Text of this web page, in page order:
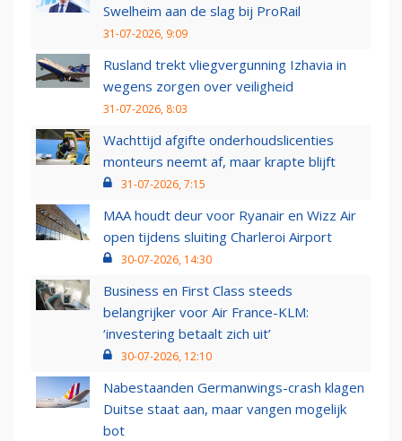
Swelheim aan de slag bij ProRail
31-07-2026, 9:09
Rusland trekt vliegvergunning Izhavia in
wegens zorgen over veiligheid
31-07-2026, 8:03
Wachttijd afgifte onderhoudslicenties
monteurs neemt af, maar krapte blijft
31-07-2026, 7:15
MAA houdt deur voor Ryanair en Wizz Air
open tijdens sluiting Charleroi Airport
30-07-2026, 14:30
Business en First Class steeds
belangrijker voor Air France-KLM:
‘investering betaalt zich uit’
30-07-2026, 12:10
Nabestaanden Germanwings-crash klagen
Duitse staat aan, maar vangen mogelijk
bot